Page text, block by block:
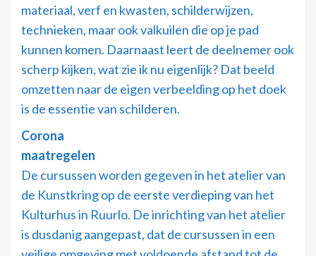
materiaal, verf en kwasten, schilderwijzen,
technieken, maar ook valkuilen die op je pad
kunnen komen. Daarnaast leert de deelnemer ook
scherp kijken, wat zie ik nu eigenlijk? Dat beeld
omzetten naar de eigen verbeelding op het doek
is de essentie van schilderen.
Corona
De cursussen worden gegeven in het atelier van
de Kunstkring op de eerste verdieping van het
Kulturhus in Ruurlo. De inrichting van het atelier
is dusdanig aangepast, dat de cursussen in een